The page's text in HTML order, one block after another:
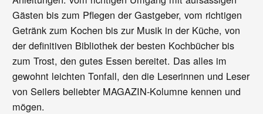
Gästen bis zum Pflegen der Gastgeber, vom richtigen
Getränk zum Kochen bis zur Musik in der Küche, von
der definitiven Bibliothek der besten Kochbücher bis
zum Trost, den gutes Essen bereitet. Das alles im
gewohnt leichten Tonfall, den die Leserinnen und Leser
von Seilers beliebter MAGAZIN-Kolumne kennen und
mögen.